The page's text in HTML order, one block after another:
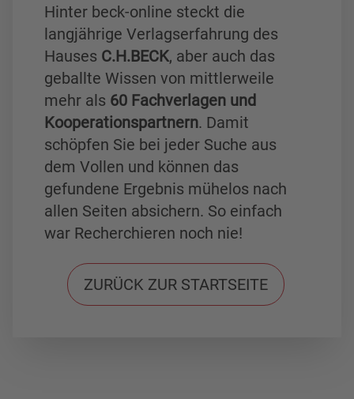
Hinter beck-online steckt die
langjährige Verlagserfahrung des
Hauses C.H.BECK, aber auch das
geballte Wissen von mittlerweile
mehr als 60 Fachverlagen und
Kooperationspartnern. Damit
schöpfen Sie bei jeder Suche aus
dem Vollen und können das
gefundene Ergebnis mühelos nach
allen Seiten absichern. So einfach
war Recherchieren noch nie!
ZURÜCK ZUR STARTSEITE